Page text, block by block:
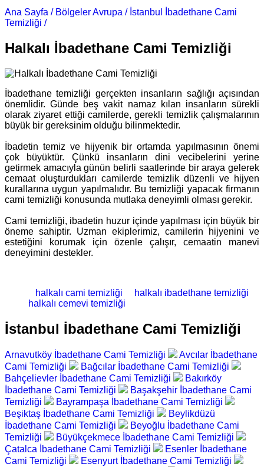
Ana Sayfa / Bölgeler Avrupa / İstanbul İbadethane Cami
Temizliği /
Halkalı İbadethane Cami Temizliği
İbadethane temizliği gerçekten insanların sağlığı açısından
önemlidir. Günde beş vakit namaz kılan insanların sürekli
olarak ziyaret ettiği camilerde, gerekli temizlik çalışmalarının
büyük bir gereksinim olduğu bilinmektedir.
İbadetin temiz ve hijyenik bir ortamda yapılmasının önemi
çok büyüktür. Çünkü insanların dini vecibelerini yerine
getirmek amacıyla günün belirli saatlerinde bir araya gelerek
cemaat oluşturdukları camilerde temizlik düzenli ve hijyen
kurallarına uygun yapılmalıdır. Bu temizliği yapacak firmanın
cami temizliği konusunda mutlaka deneyimli olması gerekir.
Cami temizliği, ibadetin huzur içinde yapılması için büyük bir
öneme sahiptir. Uzman ekiplerimiz, camilerin hijyenini ve
estetiğini korumak için özenle çalışır, cemaatin manevi
deneyimini destekler.
halkalı cami temizliği
halkalı ibadethane temizliği
halkalı cemevi temizliği
İstanbul İbadethane Cami Temizliği
Arnavutköy İbadethane Cami Temizliği
Avcılar İbadethane
Cami Temizliği
Bağcılar İbadethane Cami Temizliği
Bahçelievler İbadethane Cami Temizliği
Bakırköy
İbadethane Cami Temizliği
Başakşehir İbadethane Cami
Temizliği
Bayrampaşa İbadethane Cami Temizliği
Beşiktaş İbadethane Cami Temizliği
Beylikdüzü
İbadethane Cami Temizliği
Beyoğlu İbadethane Cami
Temizliği
Büyükçekmece İbadethane Cami Temizliği
Çatalca İbadethane Cami Temizliği
Esenler İbadethane
Cami Temizliği
Esenyurt İbadethane Cami Temizliği